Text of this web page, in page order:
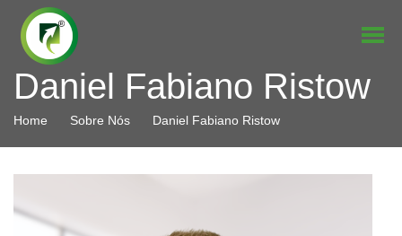
Daniel Fabiano Ristow
Home Sobre Nós Daniel Fabiano Ristow